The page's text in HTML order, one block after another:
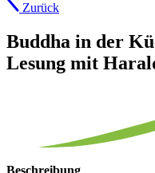
Zurück
Buddha in der
Lesung mit
Beschreibung